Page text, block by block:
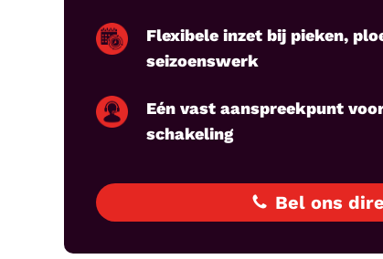
Flexibele inzet bij pieken,
seizoenswerk
Eén vast aanspreekpunt
schakeling
Bel ons